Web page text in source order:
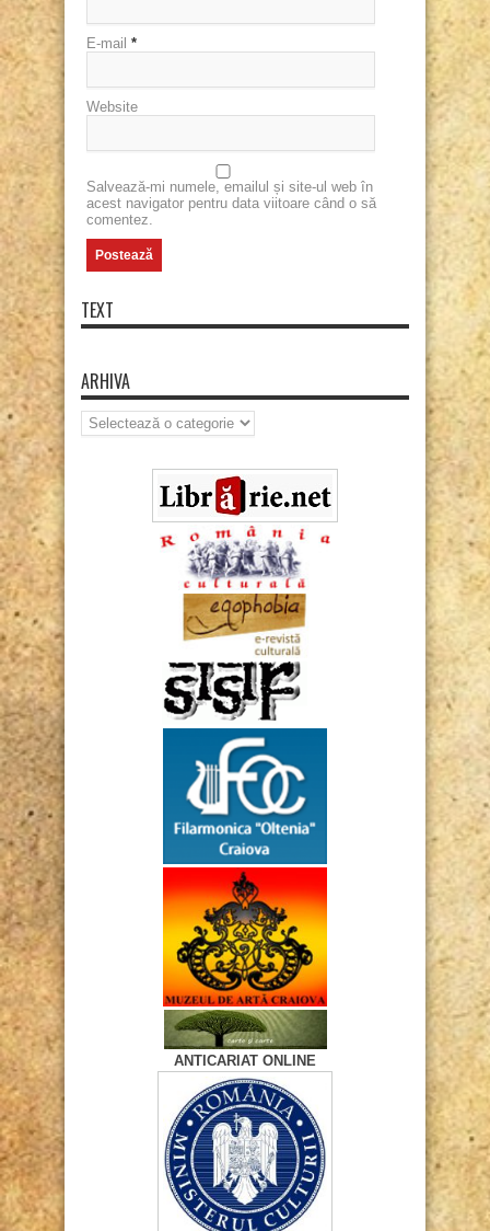
E-mail *
Website
Salvează-mi numele, emailul și site-ul web în
acest navigator pentru data viitoare când o să
comentez.
TEXT
ARHIVA
Arhiva
ANTICARIAT ONLINE